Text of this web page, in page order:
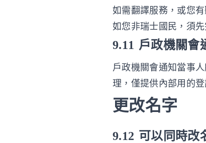
如需翻譯服務，或您
如您非瑞士國民，須
9.11 戶政機關會
戶政機關會通知當事
理，僅提供內部用的
更改名字
9.12 可以同時改